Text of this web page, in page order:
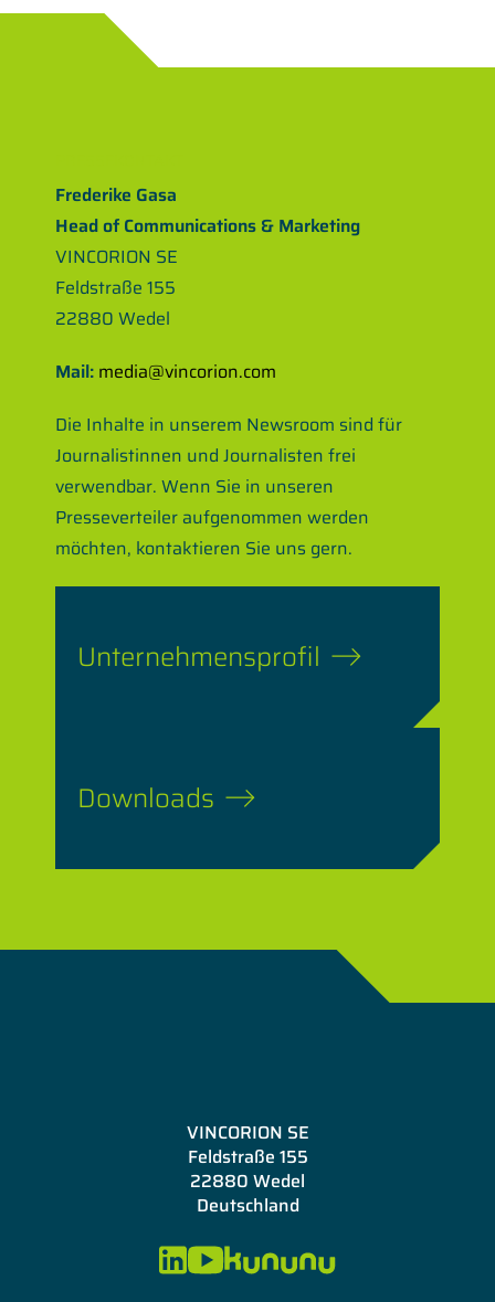
Frederike Gasa
Head of Communications & Marketing
VINCORION SE
Feldstraße 155
22880 Wedel
Mail: media@vincorion.com
Die Inhalte in unserem Newsroom sind für
Journalistinnen und Journalisten frei
verwendbar. Wenn Sie in unseren
Presseverteiler aufgenommen werden
möchten, kontaktieren Sie uns gern.
Unternehmensprofil
Downloads
VINCORION SE
Feldstraße 155
22880 Wedel
Deutschland